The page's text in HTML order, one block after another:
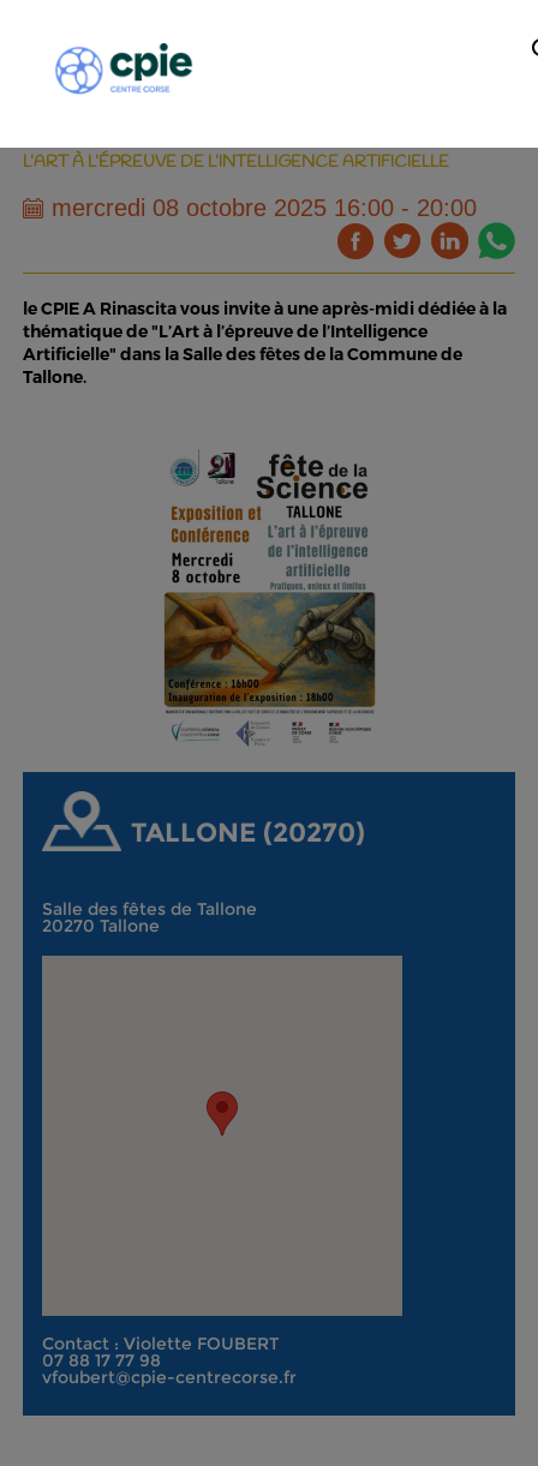
L’ART À L’ÉPREUVE DE L’INTELLIGENCE ARTIFICIELLE
mercredi 08 octobre 2025 16:00 - 20:00
le CPIE A Rinascita vous invite à une après-midi dédiée à la
thématique de "L’Art à l’épreuve de l’Intelligence
Artificielle" dans la Salle des fêtes de la Commune de
Tallone.
TALLONE (20270)
Salle des fêtes de Tallone
20270 Tallone
Contact : Violette FOUBERT
07 88 17 77 98
vfoubert@cpie-centrecorse.fr